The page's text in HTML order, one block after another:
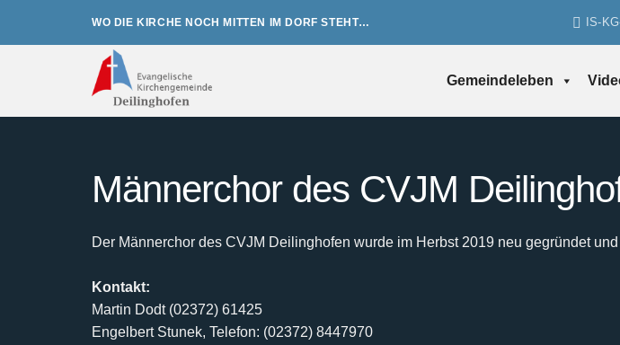
WO DIE KIRCHE NOCH MITTEN IM DORF STEHT… IS-
Gemeindeleben
Männerchor des CVJM
Der Männerchor des CVJM Deilinghofen wurde im Herbst 2019 neu gegründet
Kontakt:
Martin Dodt (02372) 61425
Engelbert Stunek, Telefon: (02372) 8447970